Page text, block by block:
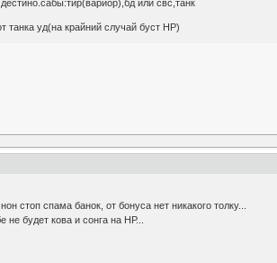
или свс,танк
танка уд(на крайний случай буст НР)
стоп спама банок, от бонуса нет никакого толку...
будет кова и сонга на НР...